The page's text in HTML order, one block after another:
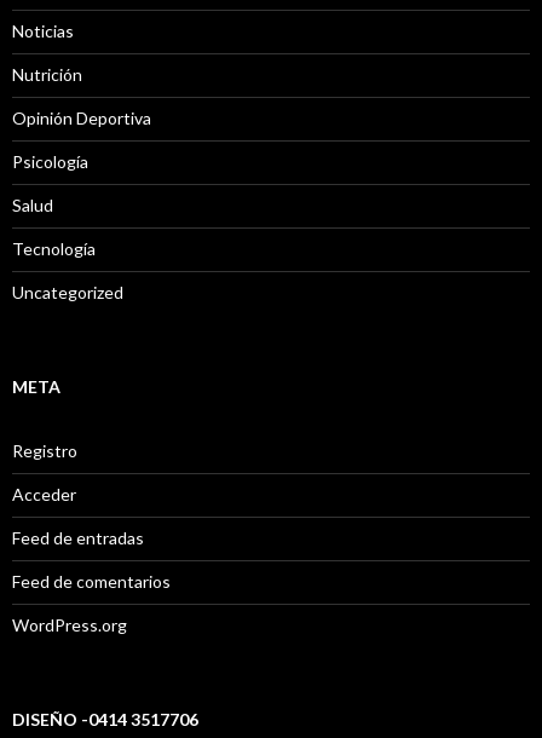
Noticias
Nutrición
Opinión Deportiva
Psicología
Salud
Tecnología
Uncategorized
META
Registro
Acceder
Feed de entradas
Feed de comentarios
WordPress.org
DISEÑO -0414 3517706